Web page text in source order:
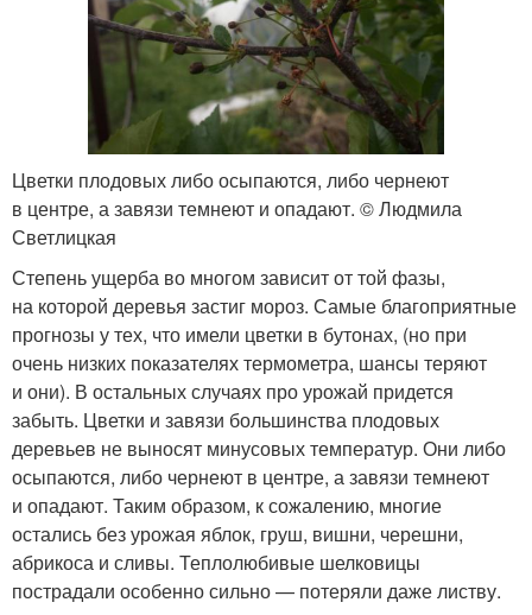
Цветки плодовых либо осыпаются, либо чернеют
в центре, а завязи темнеют и опадают. © Людмила
Светлицкая
Степень ущерба во многом зависит от той фазы,
на которой деревья застиг мороз. Самые благоприятные
прогнозы у тех, что имели цветки в бутонах, (но при
очень низких показателях термометра, шансы теряют
и они). В остальных случаях про урожай придется
забыть. Цветки и завязи большинства плодовых
деревьев не выносят минусовых температур. Они либо
осыпаются, либо чернеют в центре, а завязи темнеют
и опадают. Таким образом, к сожалению, многие
остались без урожая яблок, груш, вишни, черешни,
абрикоса и сливы. Теплолюбивые шелковицы
пострадали особенно сильно — потеряли даже листву.